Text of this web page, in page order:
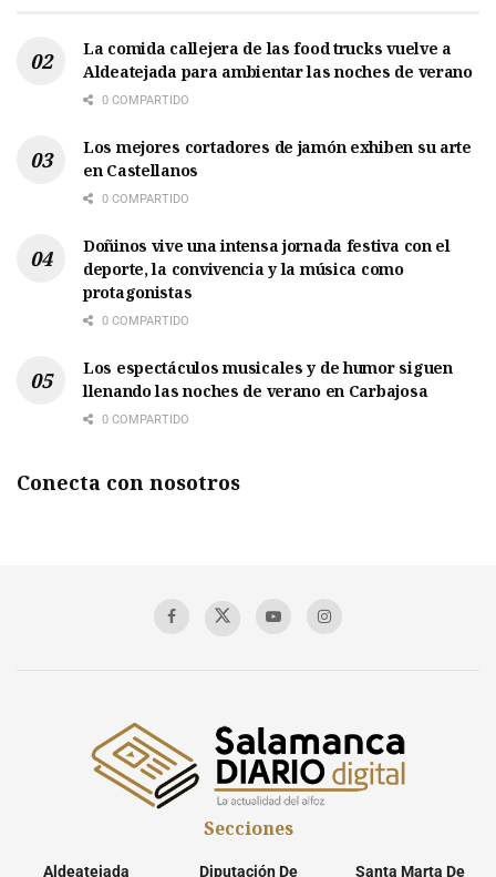
La comida callejera de las food trucks vuelve a
Aldeatejada para ambientar las noches de verano
0 COMPARTIDO
Los mejores cortadores de jamón exhiben su arte
en Castellanos
0 COMPARTIDO
Doñinos vive una intensa jornada festiva con el
deporte, la convivencia y la música como
protagonistas
0 COMPARTIDO
Los espectáculos musicales y de humor siguen
llenando las noches de verano en Carbajosa
0 COMPARTIDO
Conecta con nosotros
Secciones
Aldeatejada Diputación De Santa Marta De